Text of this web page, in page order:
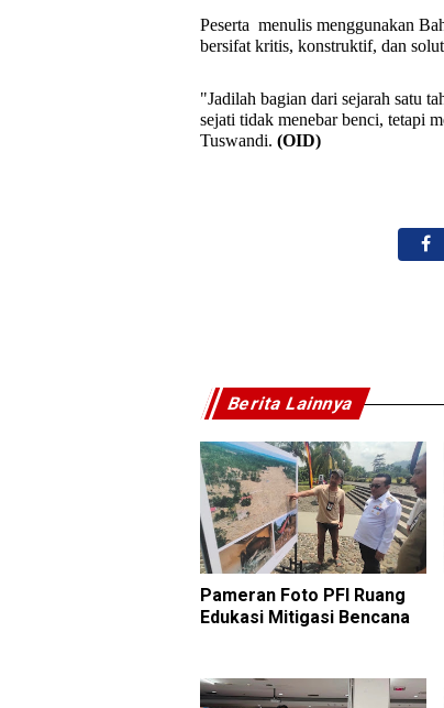
Peserta menulis menggunakan
bersifat kritis, konstruktif, dan
"Jadilah bagian dari sejarah satu
sejati tidak menebar benci, tetapi
Tuswandi. (OID)
Berita Lainnya
Pameran Foto PFI Ruang
Edukasi Mitigasi Bencana